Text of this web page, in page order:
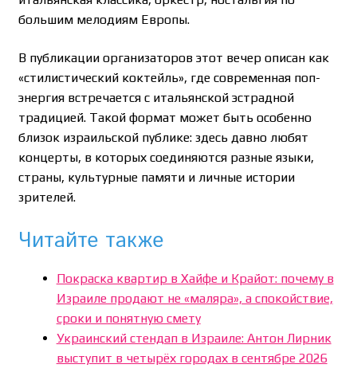
большим мелодиям Европы.
В публикации организаторов этот вечер описан как
«стилистический коктейль», где современная поп-
энергия встречается с итальянской эстрадной
традицией. Такой формат может быть особенно
близок израильской публике: здесь давно любят
концерты, в которых соединяются разные языки,
страны, культурные памяти и личные истории
зрителей.
Читайте также
Покраска квартир в Хайфе и Крайот: почему в
Израиле продают не «маляра», а спокойствие,
сроки и понятную смету
Украинский стендап в Израиле: Антон Лирник
выступит в четырёх городах в сентябре 2026